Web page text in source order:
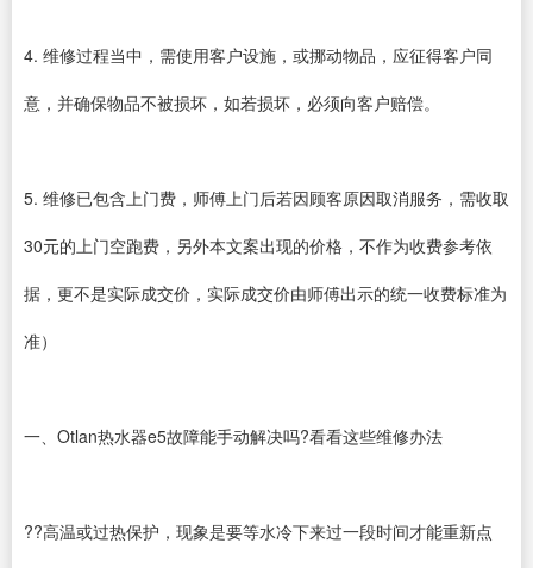
4. 维修过程当中，需使用客户设施，或挪动物品，应征得客户同
意，并确保物品不被损坏，如若损坏，必须向客户赔偿。
5. 维修已包含上门费，师傅上门后若因顾客原因取消服务，需收取
30元的上门空跑费，另外本文案出现的价格，不作为收费参考依
据，更不是实际成交价，实际成交价由师傅出示的统一收费标准为
准）
一、Otlan热水器e5故障能手动解决吗?看看这些维修办法
??高温或过热保护，现象是要等水冷下来过一段时间才能重新点